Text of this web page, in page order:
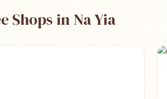
Shops in Na Yia